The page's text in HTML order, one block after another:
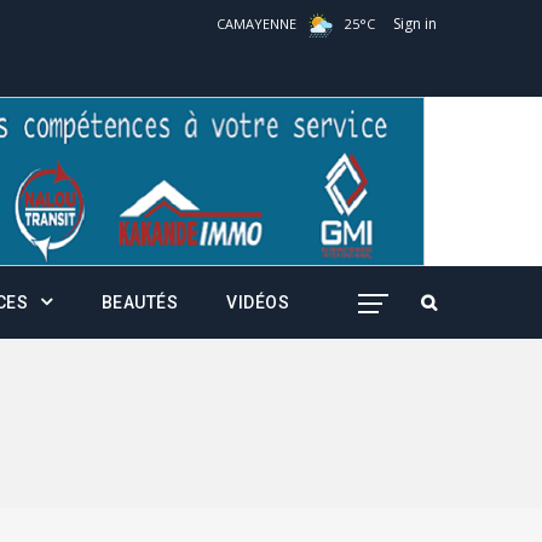
CAMAYENNE 25°C Sign in
BEAUTÉS VIDÉOS